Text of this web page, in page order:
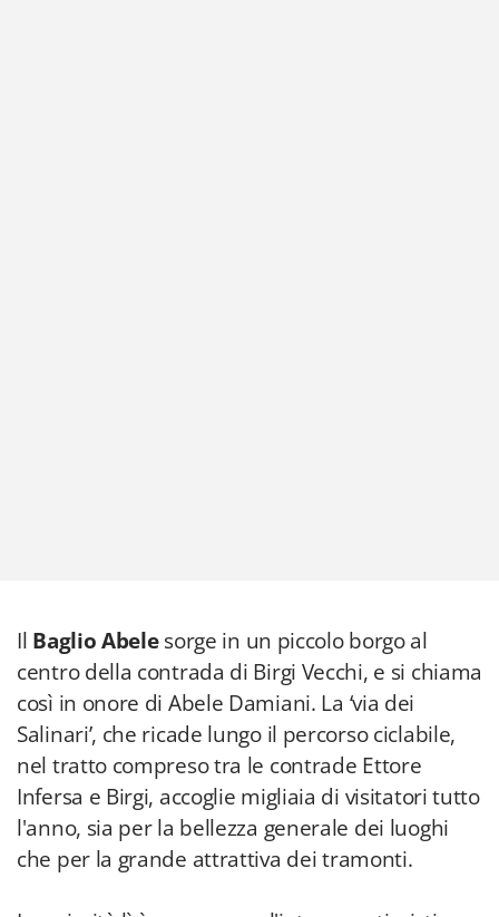
Il Baglio Abelesorge in un piccolo borgo al
centro della contrada di Birgi Vecchi, e si chiama
così in onore di Abele Damiani. La ‘via dei
Salinari’, che ricade lungo il percorso ciclabile,
nel tratto compreso tra le contrade Ettore
Infersa e Birgi, accoglie migliaia di visitatori tutto
l'anno, sia per la bellezza generale dei luoghi
che per la grande attrattiva dei tramonti.